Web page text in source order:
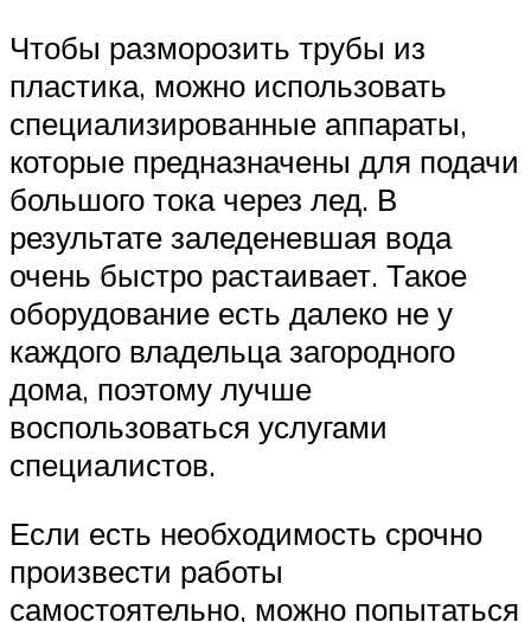
Чтобы разморозить трубы из
пластика, можно использовать
специализированные аппараты,
которые предназначены для подачи
большого тока через лед. В
результате заледеневшая вода
очень быстро растаивает. Такое
оборудование есть далеко не у
каждого владельца загородного
дома, поэтому лучше
воспользоваться услугами
специалистов.
Если есть необходимость срочно
произвести работы
самостоятельно, можно попытаться